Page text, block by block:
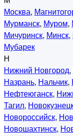
Москва,
Мурманск, Муром,
Мичуринск, Минск,
Мубарек
Н
Нижний Новгород,
Назрань, Нальчик,
Нефтеюганск,
Тагил,
Новороссийск,
Новошахтинск,